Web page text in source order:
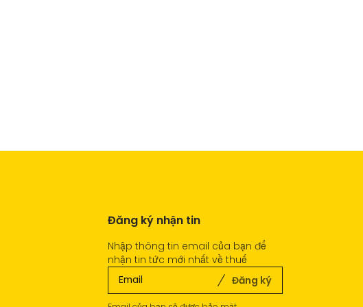
Đăng ký nhận tin
Nhập thông tin email của bạn để
nhận tin tức mới nhất về thuế
Đăng ký